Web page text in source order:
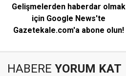
Gelişmelerden haberdar olmak
için Google News'te
Gazetekale.com'a abone olun!
HABERE YORUM KAT